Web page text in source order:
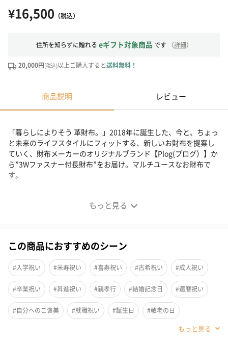
¥16,500 （税込）
住所を知らずに贈れる eギフト対象商品 です （詳細）
20,000円(税込)以上ご購入すると送料無料！
商品説明 レビュー
もっと見る
「暮らしによりそう 革財布。」2018年に誕生した、今と、ちょっ
と未来のライフスタイルにフィットする、新しいお財布を提案し
ていく、財布メーカーのオリジナルブランド【Plog(プログ）】か
ら”3Wファスナー付長財布”をお届け。マルチユースなお財布で
す。
3つに分かれた収納部が整理しやすく探しやすいマルチユースなお
財布です。
取りたいものの位置がすぐにわかる、3箇所それぞれに機能を持た
せた構造になっています。
通帳、スマートフォンなども収納ができるのでこれ1つで全てが保
この商品におすすめのシーン
#入学祝い #米寿祝い #喜寿祝い #古希祝い #成人祝い
#卒業祝い #昇進祝い #親孝行 #結婚記念日 #還暦祝い
#自分へのご褒美 #就職祝い #誕生日 #敬老の日
#サプライズ